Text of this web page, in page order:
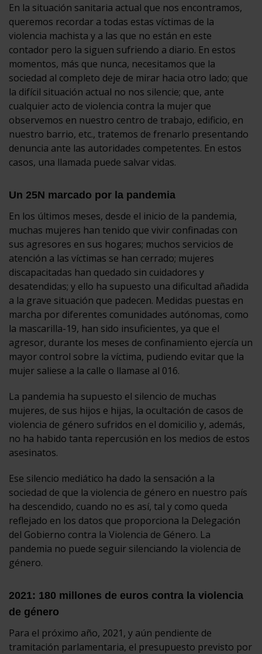
En la situación sanitaria actual que nos encontramos,
queremos recordar a todas estas víctimas de la
violencia machista y a las que no están en este
contador pero la siguen sufriendo a diario. En estos
momentos, más que nunca, necesitamos que la
sociedad al completo deje de mirar hacia otro lado; que
la difícil situación actual no nos silencie; que, ante
cualquier acto de violencia contra la mujer que
observemos en nuestro centro de trabajo, edificio, en
nuestro barrio, etc., tratemos de frenarlo presentando
denuncia ante las autoridades competentes. En estos
casos, una llamada puede salvar vidas.
Un 25N marcado por la pandemia
En los últimos meses, desde el inicio de la pandemia,
muchas mujeres han tenido que vivir confinadas con
sus agresores en sus hogares; muchos servicios de
atención a las víctimas se han cerrado; mujeres
discapacitadas han quedado sin cuidadores y
desatendidas; y ello ha supuesto una dificultad añadida
a la grave situación que padecen. Medidas puestas en
marcha por diferentes comunidades autónomas, como
la mascarilla-19, han sido insuficientes, ya que el
agresor, durante los meses de confinamiento ejercía un
mayor control sobre la víctima, pudiendo evitar que la
mujer saliese a la calle o llamase al 016.
La pandemia ha supuesto el silencio de muchas
mujeres, de sus hijos e hijas, la ocultación de casos de
violencia de género sufridos en el domicilio y, además,
no ha habido tanta repercusión en los medios de estos
asesinatos.
Ese silencio mediático ha dado la sensación a la
sociedad de que la violencia de género en nuestro país
ha descendido, cuando no es así, tal y como queda
reflejado en los datos que proporciona la Delegación
del Gobierno contra la Violencia de Género. La
pandemia no puede seguir silenciando la violencia de
género.
2021: 180 millones de euros contra la violencia
de género
Para el próximo año, 2021, y aún pendiente de
tramitación parlamentaria, el presupuesto previsto por